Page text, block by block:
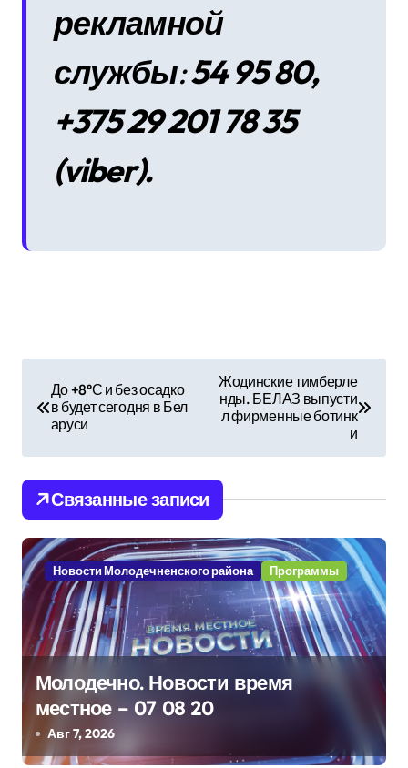
рекламной
службы:54 95 80,
+375 29 201 78 35
(viber).
в
и
г
а
ц
и
я
п
о
До +8°С и без осадко
в будет сегодня в Бел
аруси
Жодинские тимберле
нды. БЕЛАЗ выпусти
л фирменные ботинк
и
Связанные записи
Новости Молодечненского района Программы
Молодечно. Новости время
местное – 07 08 20
Авг 7, 2026